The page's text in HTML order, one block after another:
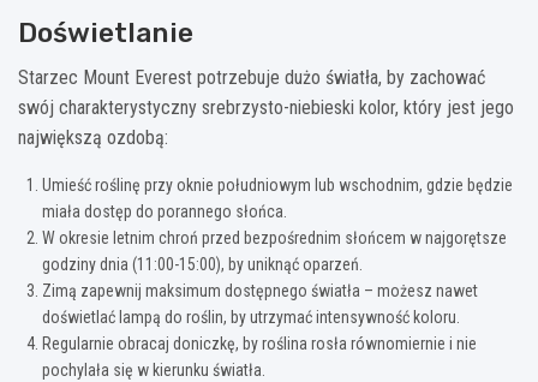
Doświetlanie
Starzec Mount Everest potrzebuje dużo światła, by zachować
swój charakterystyczny srebrzysto-niebieski kolor, który jest jego
największą ozdobą:
Umieść roślinę przy oknie południowym lub wschodnim, gdzie będzie
miała dostęp do porannego słońca.
W okresie letnim chroń przed bezpośrednim słońcem w najgorętsze
godziny dnia (11:00-15:00), by uniknąć oparzeń.
Zimą zapewnij maksimum dostępnego światła – możesz nawet
doświetlać lampą do roślin, by utrzymać intensywność koloru.
Regularnie obracaj doniczkę, by roślina rosła równomiernie i nie
pochylała się w kierunku światła.